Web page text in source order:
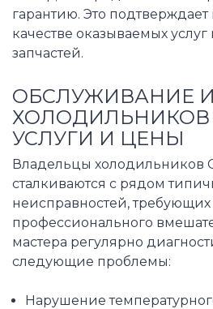
гарантию. Это
качестве оказываемых
запчастей.
ОБСЛУЖИВАНИЕ
ХОЛОДИЛЬНИКОВ
УСЛУГИ И ЦЕНЫ
Владельцы холодильников
сталкиваются с рядом
неисправностей, требующих
профессионального
мастера регулярно
следующие проблемы:
Нарушение